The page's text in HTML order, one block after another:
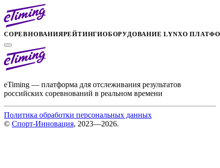
СОРЕВНОВАНИЯРЕЙТИНГИОБОРУДОВАНИЕ LYNXО
eTiming — платформа для отслеживания результатов
российских соревнований в реальном времени
Политика обработки персональных данных
© Спорт-Инновация, 2023—2026.